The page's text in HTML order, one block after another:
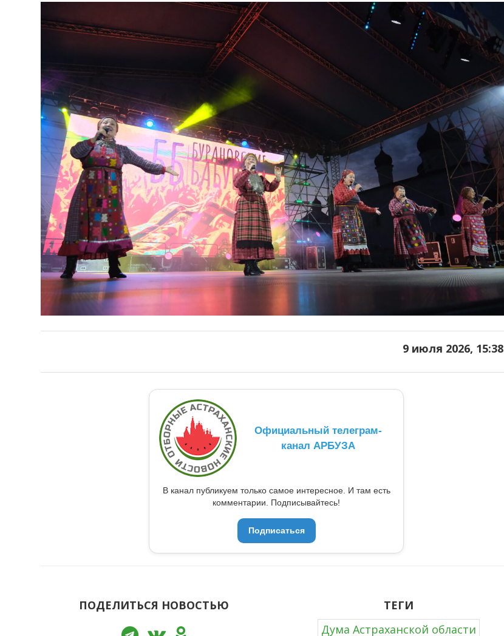
9 июля 2026, 15:38
Официальный телеграм-
канал АРБУЗА
В канал публикуем только самое интересное. И там есть
комментарии. Подписывайтесь!
Подписаться
ПОДЕЛИТЬСЯ НОВОСТЬЮ
ТЕГИ
Дума Астраханской области